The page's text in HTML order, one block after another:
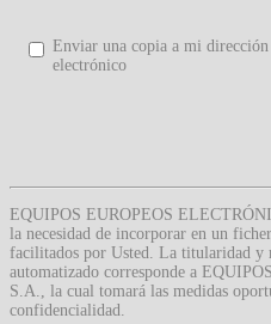
Enviar una copia a mi
electrónico
EQUIPOS EUROPEOS
la necesidad de incorporar en un
facilitados por Usted. La titularidad y
automatizado corresponde a
S.A., la cual tomará las medidas
confidencialidad.